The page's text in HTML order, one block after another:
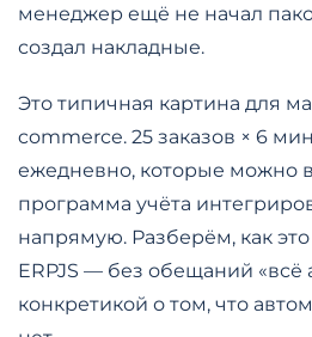
менеджер ещё не начал
создал накладные.
Это типичная картина для
commerce. 25 заказов × 6
ежедневно, которые можно
программа учёта
напрямую. Разберём, как
ERPJS — без обещаний «всё
конкретикой о том, что